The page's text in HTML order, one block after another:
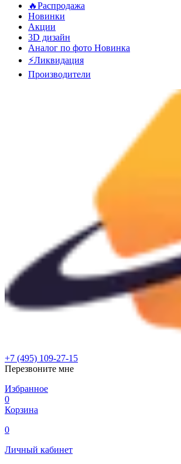
🔥Распродажа
Новинки
Акции
3D дизайн
Аналог по фото Новинка
⚡Ликвидация
Производители
+7 (495) 109-27-15
Перезвоните мне
Избранное
0
Корзина
0
Личный кабинет